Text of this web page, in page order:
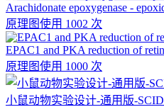
Arachidonate epoxygenase -
原理图使用 1002 次
EPAC1 and PKA reduction of
原理图使用 1000 次
小鼠动物实验设计-通用版-